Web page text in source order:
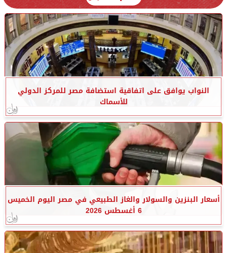
النواب يوافق على اتفاقية استضافة مصر للمركز الدولي
للأسماك
أسعار البنزين والسولار والغاز الطبيعي في مصر اليوم الخميس
6 أغسطس 2026